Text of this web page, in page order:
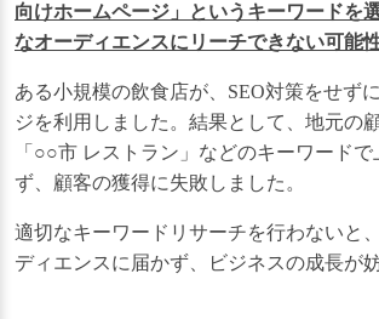
向けホームページ」というキーワードを
なオーディエンスにリーチできない可能
ある小規模の飲食店が、SEO対策をせず
ジを利用しました。結果として、地元の
「○○市 レストラン」などのキーワード
ず、顧客の獲得に失敗しました。
適切なキーワードリサーチを行わないと
ディエンスに届かず、ビジネスの成長が